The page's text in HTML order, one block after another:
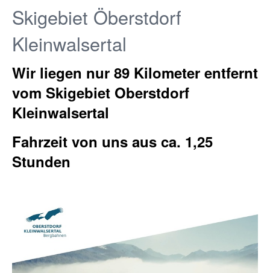
Skigebiet Öberstdorf
Kleinwalsertal
Wir liegen nur 89 Kilometer entfernt
vom Skigebiet Oberstdorf
Kleinwalsertal
Fahrzeit von uns aus ca. 1,25
Stunden